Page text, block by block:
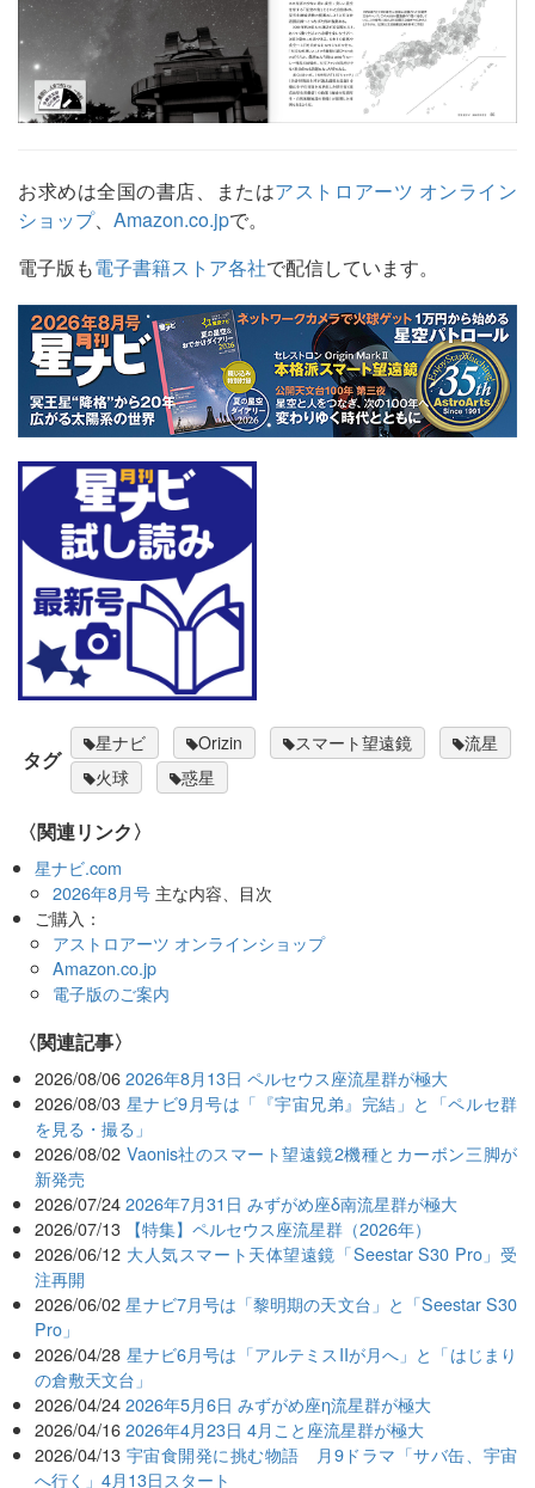
お求めは全国の書店、またはアストロアーツ オンライン
ショップ、 Amazon.co.jpで。
電子版も電子書籍ストア各社で配信しています。
タグ
星ナビ Orizin スマート望遠鏡
流星
火球
惑星
〈関連リンク〉
星ナビ.com
2026年8月号主な内容、目次
ご購入：
アストロアーツ オンラインショップ
Amazon.co.jp
電子版のご案内
関連記事
2026/08/06 2026年8月13日 ペルセウス座流星群が極大
2026/08/03 星ナビ9月号は「『宇宙兄弟』完結」と「ペルセ群
を見る・撮る」
2026/08/02 Vaonis社のスマート望遠鏡2機種とカーボン三脚が
新発売
2026/07/24 2026年7月31日 みずがめ座δ南流星群が極大
2026/07/13 【特集】ペルセウス座流星群（2026年）
2026/06/12 大人気スマート天体望遠鏡「Seestar S30 Pro」受
注再開
2026/06/02 星ナビ7月号は「黎明期の天文台」と「Seestar S30
Pro」
2026/04/28 星ナビ6月号は「アルテミスIIが月へ」と「はじまり
の倉敷天文台」
2026/04/24 2026年5月6日 みずがめ座η流星群が極大
2026/04/16 2026年4月23日 4月こと座流星群が極大
2026/04/13 宇宙食開発に挑む物語 月9ドラマ「サバ缶、宇宙
へ行く」4月13日スタート